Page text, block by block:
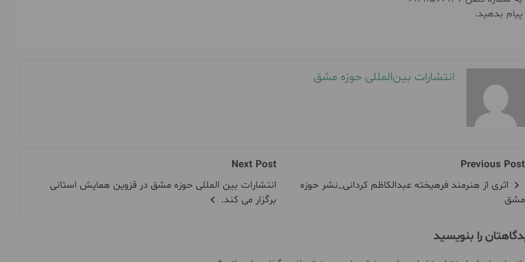
پیام بدهید.
انتشارات بین‌المللی حوزه مشق
Previous Post
اثری از هنرمند فرهیخته عبدالکاظم کردانی_نشر حوزه
مشق
Next Post
انتشارات بین المللی حوزه مشق در قزوین همایش استانی
برگزار می کند.
را بنویسید